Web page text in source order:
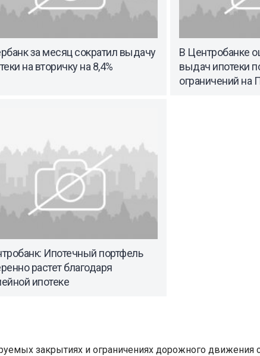
за месяц сократил выдачу
на вторичку на 8,4%
В Центробанке
выдач ипотеки
ограничений на
Ипотечный портфель
растет благодаря
ипотеке
закрытиях и ограничениях дорожного движения с